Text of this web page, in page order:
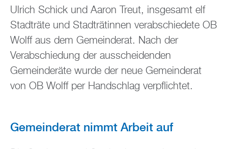
Ulrich Schick und Aaron Treut, insgesamt elf
Stadträte und Stadträtinnen verabschiedete OB
Wolff aus dem Gemeinderat. Nach der
Verabschiedung der ausscheidenden
Gemeinderäte wurde der neue Gemeinderat
von OB Wolff per Handschlag verpflichtet.
Gemeinderat nimmt Arbeit auf